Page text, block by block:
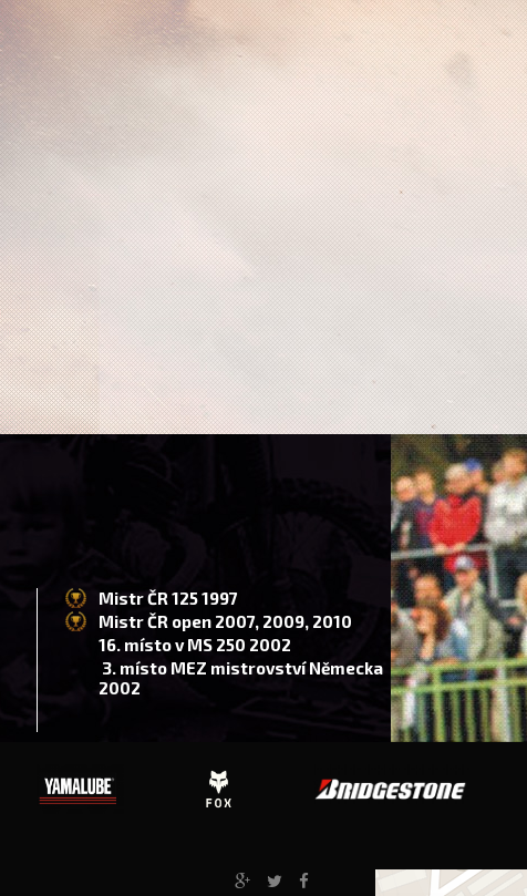
Mistr ČR 125 1997
Mistr ČR open 2007, 2009, 2010
16. místo v MS 250 2002
3. místo MEZ mistrovství Německa
2002